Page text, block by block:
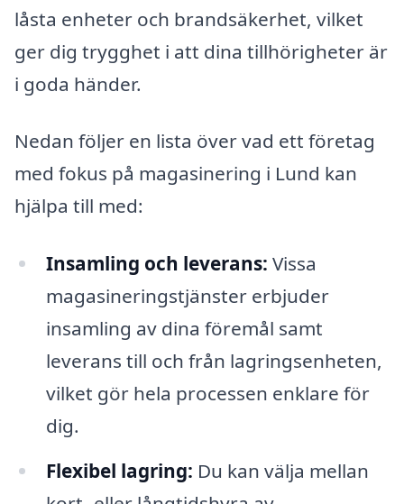
låsta enheter och brandsäkerhet, vilket
ger dig trygghet i att dina tillhörigheter är
i goda händer.
Nedan följer en lista över vad ett företag
med fokus på magasinering i Lund kan
hjälpa till med:
Insamling och leverans: Vissa
magasineringstjänster erbjuder
insamling av dina föremål samt
leverans till och från lagringsenheten,
vilket gör hela processen enklare för
dig.
Flexibel lagring: Du kan välja mellan